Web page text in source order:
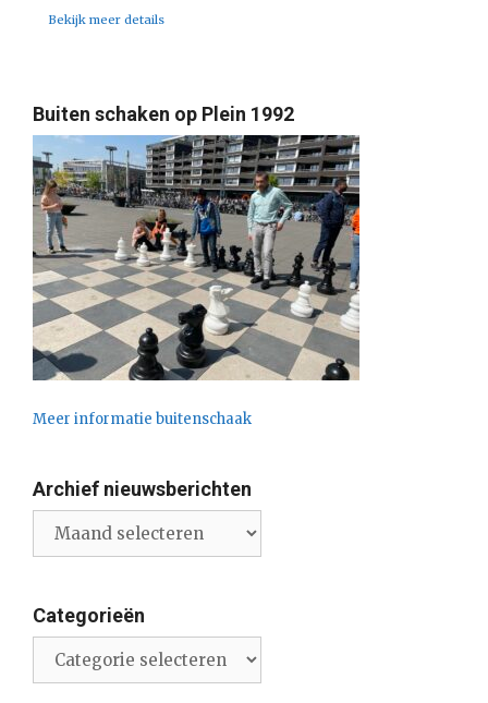
Bekijk meer details
Buiten schaken op Plein 1992
Meer informatie buitenschaak
Archief nieuwsberichten
nieuwsberichten
Categorieën